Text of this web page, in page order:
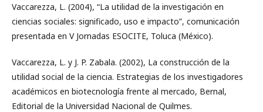
Vaccarezza, L. (2004), “La utilidad de la investigación en
ciencias sociales: significado, uso e impacto”, comunicación
presentada en V Jornadas ESOCITE, Toluca (México).
Vaccarezza, L. y J. P. Zabala. (2002), La construcción de la
utilidad social de la ciencia. Estrategias de los investigadores
académicos en biotecnología frente al mercado, Bernal,
Editorial de la Universidad Nacional de Quilmes.